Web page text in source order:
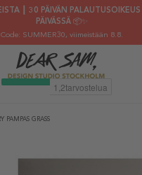
┃ 30 PÄIVÄN
PÄIVÄSSÄ 📦✨
Code: SUMMER30, viimeistään 8.8.
PAMPAS GRASS